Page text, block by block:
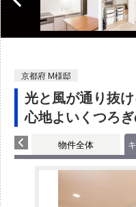
京都府 M様邸
光と風が通り抜け
心地よいくつろぎ
物件全体